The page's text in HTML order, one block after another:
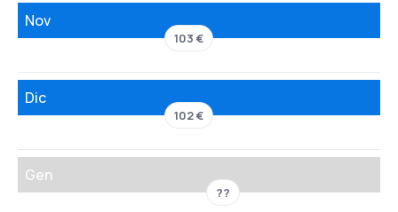
Nov
103 €
Dic
102 €
Gen
??